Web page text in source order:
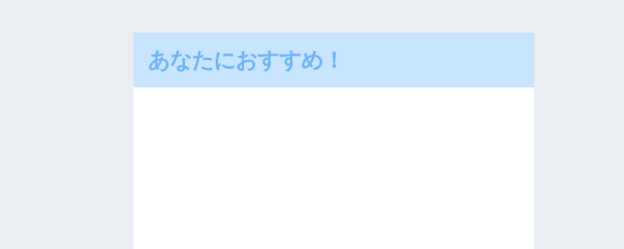
あなたにおすすめ！